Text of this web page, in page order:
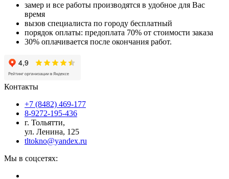
замер и все работы производятся в удобное для Вас
время
вызов специалиста по городу бесплатный
порядок оплаты: предоплата 70% от стоимости заказа
30% оплачивается после окончания работ.
Контакты
+7 (8482) 469-177
8-9272-195-436
г. Тольятти,
ул. Ленина, 125
tltokno@yandex.ru
Мы в соцсетях: